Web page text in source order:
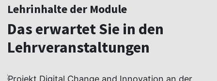
Lehrinhalte der Module
Das erwartet Sie in den
Lehrveranstaltungen